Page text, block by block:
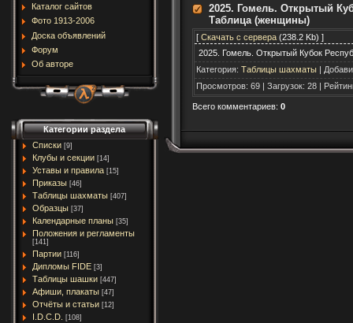
Каталог сайтов
Фото 1913-2006
Доска объявлений
Форум
Об авторе
Категории раздела
Списки [9]
Клубы и секции [14]
Уставы и правила [15]
Приказы [46]
Таблицы шахматы [407]
Образцы [37]
Календарные планы [35]
Положения и регламенты
[141]
Партии [116]
Дипломы FIDE [3]
Таблицы шашки [447]
Афиши, плакаты [47]
Отчёты и статьи [12]
I.D.C.D. [108]
2025. Гомель. Открытый
Таблица (женщины)
[ Скачать с сервера (238.2 Kb) ]
2025. Гомель. Открытый Кубок
Категория: Таблицы шахматы |
Просмотров: 69 | Загрузок: 28 |
Всего комментариев: 0